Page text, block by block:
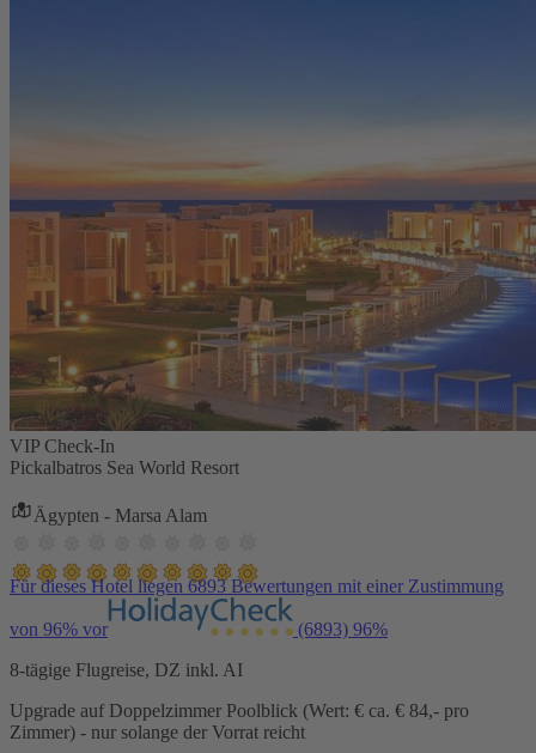
VIP Check-In
Pickalbatros Sea World Resort
Ägypten - Marsa Alam
Für dieses Hotel liegen 6893 Bewertungen mit einer Zustimmung
von 96% vor (6893) 96%
8-tägige Flugreise, DZ inkl. AI
Upgrade auf Doppelzimmer Poolblick (Wert: € ca. € 84,- pro
Zimmer) - nur solange der Vorrat reicht